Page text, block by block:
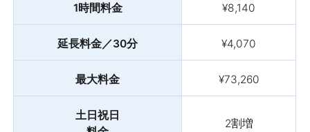
1時間料金 ¥8,140
延長料金／30分 ¥4,070
最大料金 ¥73,260
土日祝日
2割増